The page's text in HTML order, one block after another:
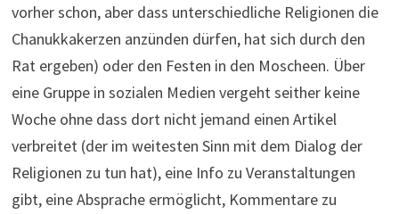
vorher schon, aber dass unterschiedliche Religionen die
Chanukkakerzen anzünden dürfen, hat sich durch den
Rat ergeben) oder den Festen in den Moscheen. Über
eine Gruppe in sozialen Medien vergeht seither keine
Woche ohne dass dort nicht jemand einen Artikel
verbreitet (der im weitesten Sinn mit dem Dialog der
Religionen zu tun hat), eine Info zu Veranstaltungen
gibt, eine Absprache ermöglicht, Kommentare zu